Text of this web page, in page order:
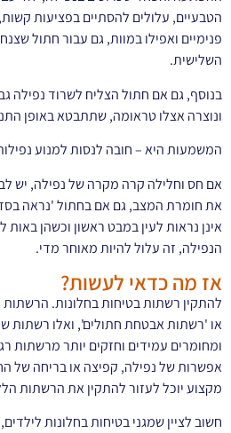
הטבעיים, עלולים להסתיים בפציעות
פנימיים ואפילו במוות, גם עבור חתול
השלישית.
בנוסף, גם אם חתול הצליח לשרוד נפילה
ונוצרה אצלו טראומה, שתתבטא באופן
המשמעות היא – חובה לנסות למנוע
אם חס וחלילה קרה מקרה של נפילה, יש
את חומרת המצב, גם אם בחתול 'נראה
אינן נראות לעין במבט ראשון וכשהן באות
הנפילה, זה עלול להיות מאוחר מדי.
אז מה כדאי לעשות?
להתקין רשתות בטיחות בחלונות.
או 'רשתות אבטחת חתולים', ואלו רשתות
ומחומרים עמידים וחזקים יותר מרשתות
אפשרות של נפילה, קפיצה או בריחה של
מקצוע יוכל לעזור להתקין את הרשתות
חשוב לציין שמגני בטיחות בחלונות